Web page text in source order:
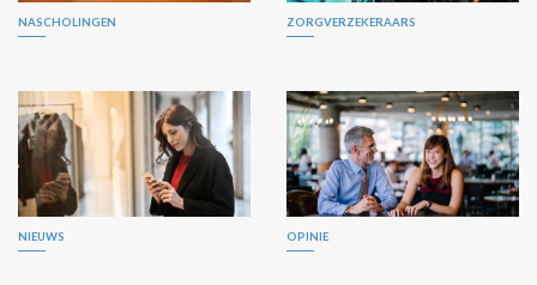
NASCHOLINGEN ZORGVERZEKERAARS
NIEUWS OPINIE